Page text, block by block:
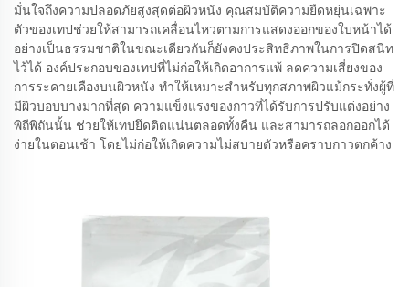
มั่นใจถึงความปลอดภัยสูงสุดต่อผิวหนัง คุณสมบัติความยืดหยุ่นเฉพาะ
ตัวของเทปช่วยให้สามารถเคลื่อนไหวตามการแสดงออกของใบหน้าได้
อย่างเป็นธรรมชาติในขณะเดียวกันก็ยังคงประสิทธิภาพในการปิดสนิท
ไว้ได้ องค์ประกอบของเทปที่ไม่ก่อให้เกิดอาการแพ้ ลดความเสี่ยงของ
การระคายเคืองบนผิวหนัง ทำให้เหมาะสำหรับทุกสภาพผิวแม้กระทั่งผู้ที่
มีผิวบอบบางมากที่สุด ความแข็งแรงของกาวที่ได้รับการปรับแต่งอย่าง
พิถีพิถันนั้น ช่วยให้เทปยึดติดแน่นตลอดทั้งคืน และสามารถลอกออกได้
ง่ายในตอนเช้า โดยไม่ก่อให้เกิดความไม่สบายตัวหรือคราบกาวตกค้าง